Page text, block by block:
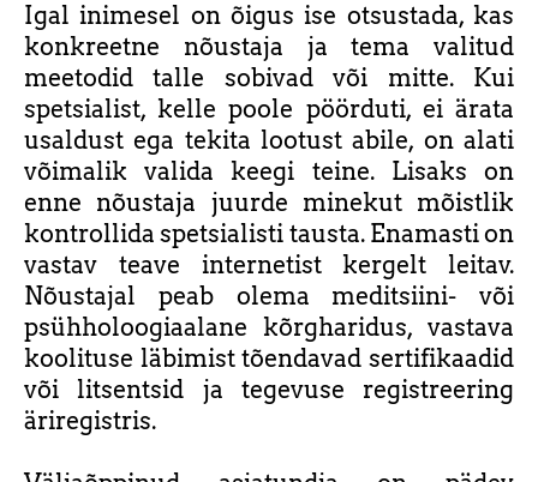
Igal inimesel on õigus ise otsustada, kas
konkreetne nõustaja ja tema valitud
meetodid talle sobivad või mitte. Kui
spetsialist, kelle poole pöörduti, ei ärata
usaldust ega tekita lootust abile, on alati
võimalik valida keegi teine. Lisaks on
enne nõustaja juurde minekut mõistlik
kontrollida spetsialisti tausta. Enamasti on
vastav teave internetist kergelt leitav.
Nõustajal peab olema meditsiini- või
psühholoogiaalane kõrgharidus, vastava
koolituse läbimist tõendavad sertifikaadid
või litsentsid ja tegevuse registreering
äriregistris.